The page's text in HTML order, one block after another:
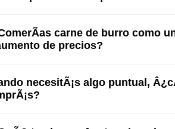
carne de burro como
de precios?
necesitÃ¡s algo puntual,